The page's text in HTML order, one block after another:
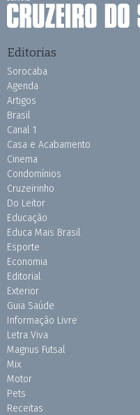
Editorias
Sorocaba
Agenda
Artigos
Brasil
Canal 1
Casa e Acabamento
Cinema
Condomínios
Cruzeirinho
Do Leitor
Educação
Educa Mais Brasil
Esporte
Economia
Editorial
Exterior
Guia Saúde
Informação Livre
Letra Viva
Magnus Futsal
Mix
Motor
Pets
Receitas